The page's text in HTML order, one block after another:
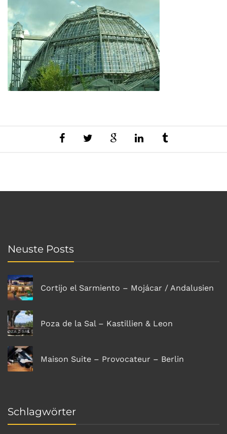
Neuste Posts
Cortijo el Sarmiento – Mojácar / Andalusien
Poza de la Sal – Kastillien & Leon
Maison Suite – Provocateur – Berlin
Schlagwörter